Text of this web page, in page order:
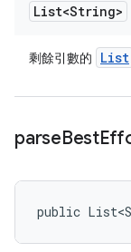
List<String>
剩餘引數的 List
parseBest
public